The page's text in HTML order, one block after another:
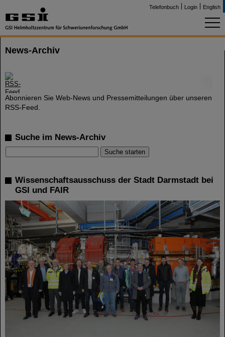
Telefonbuch Login English
News-Archiv
Abonnieren Sie Web-News und Pressemitteilungen über unseren
RSS-Feed.
Suche im News-Archiv
Wissenschaftsausschuss der Stadt Darmstadt bei
GSI und FAIR